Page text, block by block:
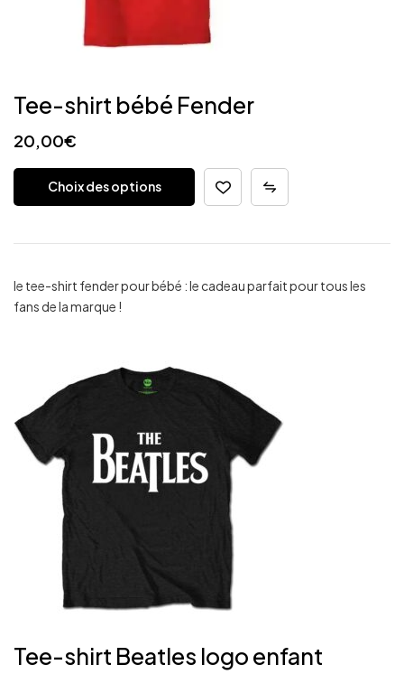
Tee-shirt bébé Fender
20,00€
Choix des options
le tee-shirt fender pour bébé : le cadeau parfait pour tous les
fans de la marque !
Tee-shirt Beatles logo enfant